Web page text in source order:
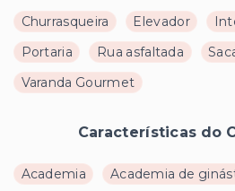
Churrasqueira Elevador
Portaria
Rua asfaltada
Varanda Gourmet
Características do
Academia
Academia de